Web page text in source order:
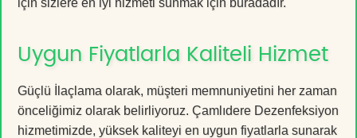
Uygun Fiyatlarla Kaliteli Hizmet
Güçlü İlaçlama olarak, müşteri memnuniyetini her zaman
önceliğimiz olarak belirliyoruz. Çamlıdere Dezenfeksiyon
hizmetimizde, yüksek kaliteyi en uygun fiyatlarla sunarak